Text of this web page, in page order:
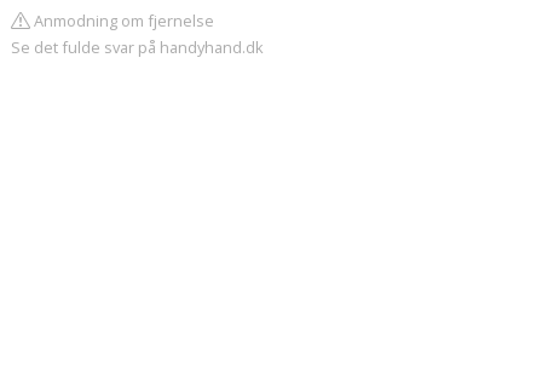
Anmodning om fjernelse
Se det fulde svar på handyhand.dk